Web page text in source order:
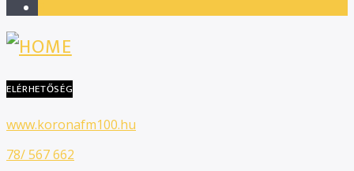
ELÉRHETŐSÉG
www.koronafm100.hu
78/ 567 662